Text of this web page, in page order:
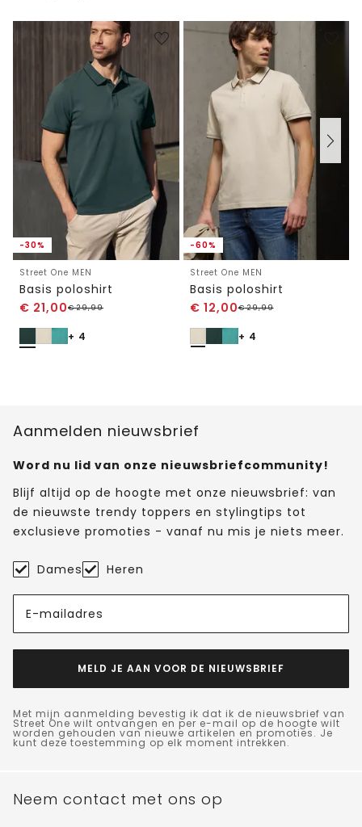
-30%
Street One MEN
Basis poloshirt
€ 21,00€29,99
+ 4
-60%
Street One MEN
Basis poloshirt
€ 12,00€29,99
+ 4
Aanmelden nieuwsbrief
Word nu lid van onze nieuwsbriefcommunity!
Blijf altijd op de hoogte met onze nieuwsbrief: van
de nieuwste trendy toppers en stylingtips tot
exclusieve promoties - vanaf nu mis je niets meer.
Dames Heren
E-mailadres
MELD JE AAN VOOR DE NIEUWSBRIEF
Met mijn aanmelding bevestig ik dat ik de nieuwsbrief van
Street One wilt ontvangen en per e-mail op de hoogte wilt
worden gehouden van nieuwe artikelen en promoties. Je
kunt deze toestemming op elk moment intrekken.
Neem contact met ons op